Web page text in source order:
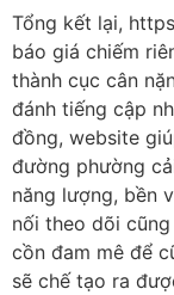
Tổng kết lại,
báo giá chiếm
thành cục cân
đánh tiếng cập
đồng, website
đường phường
năng lượng, bền
nối theo dõi
cồn đam mê để
sẽ chế tạo ra